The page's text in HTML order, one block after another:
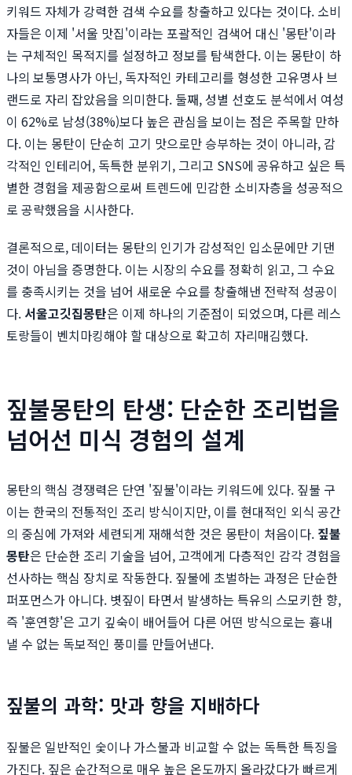
키워드 자체가 강력한 검색 수요를 창출하고 있다는 것이다. 소비
자들은 이제 '서울 맛집'이라는 포괄적인 검색어 대신 '몽탄'이라
는 구체적인 목적지를 설정하고 정보를 탐색한다. 이는 몽탄이 하
나의 보통명사가 아닌, 독자적인 카테고리를 형성한 고유명사 브
랜드로 자리 잡았음을 의미한다. 둘째, 성별 선호도 분석에서 여성
이 62%로 남성(38%)보다 높은 관심을 보이는 점은 주목할 만하
다. 이는 몽탄이 단순히 고기 맛으로만 승부하는 것이 아니라, 감
각적인 인테리어, 독특한 분위기, 그리고 SNS에 공유하고 싶은 특
별한 경험을 제공함으로써 트렌드에 민감한 소비자층을 성공적으
로 공략했음을 시사한다.
결론적으로, 데이터는 몽탄의 인기가 감성적인 입소문에만 기댄
것이 아님을 증명한다. 이는 시장의 수요를 정확히 읽고, 그 수요
를 충족시키는 것을 넘어 새로운 수요를 창출해낸 전략적 성공이
다. 서울고깃집몽탄은 이제 하나의 기준점이 되었으며, 다른 레스
토랑들이 벤치마킹해야 할 대상으로 확고히 자리매김했다.
짚불몽탄의 탄생: 단순한 조리법을
넘어선 미식 경험의 설계
몽탄의 핵심 경쟁력은 단연 '짚불'이라는 키워드에 있다. 짚불 구
이는 한국의 전통적인 조리 방식이지만, 이를 현대적인 외식 공간
의 중심에 가져와 세련되게 재해석한 것은 몽탄이 처음이다. 짚불
몽탄은 단순한 조리 기술을 넘어, 고객에게 다층적인 감각 경험을
선사하는 핵심 장치로 작동한다. 짚불에 초벌하는 과정은 단순한
퍼포먼스가 아니다. 볏짚이 타면서 발생하는 특유의 스모키한 향,
즉 '훈연향'은 고기 깊숙이 배어들어 다른 어떤 방식으로는 흉내
낼 수 없는 독보적인 풍미를 만들어낸다.
짚불의 과학: 맛과 향을 지배하다
짚불은 일반적인 숯이나 가스불과 비교할 수 없는 독특한 특징을
가진다. 짚은 순간적으로 매우 높은 온도까지 올라갔다가 빠르게